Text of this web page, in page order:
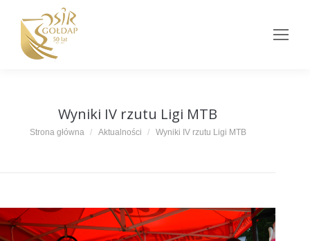
Wyniki IV rzutu Ligi MTB
Jesteś tutaj:
Strona główna Aktualności Wyniki IV rzutu Ligi MTB